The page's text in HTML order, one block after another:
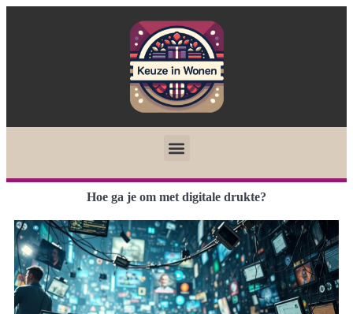
Hoe ga je om met digitale drukte?